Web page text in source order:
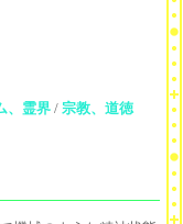
、霊界 / 宗教、道徳